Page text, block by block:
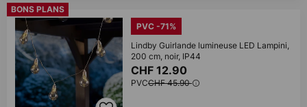
BONS PLANS
PVC -71%
Lindby Guirlande lumineuse LED Lampini,
200 cm, noir, IP44
CHF 12.90
PVCCHF 45.90